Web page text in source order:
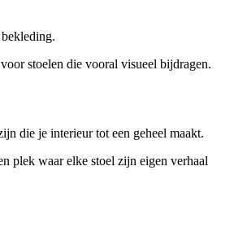
stoelen die vooral visueel bijdragen.
die je interieur tot een geheel maakt.
plek waar elke stoel zijn eigen verhaal